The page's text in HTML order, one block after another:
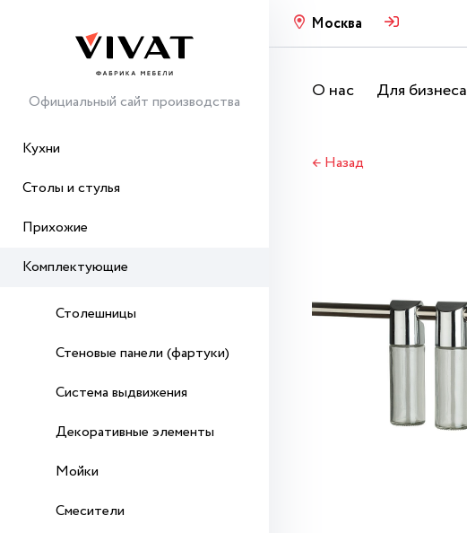
Официальный сайт производства
Кухни
Столы и стулья
Прихожие
Комплектующие
Столешницы
Стеновые панели (фартуки)
Система выдвижения
Декоративные элементы
Мойки
Смесители
Москва
О нас Для бизнеса
← Назад